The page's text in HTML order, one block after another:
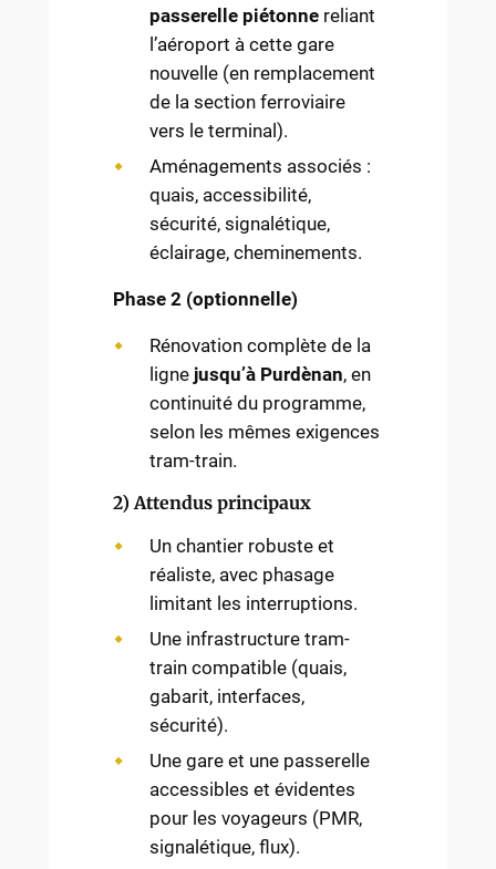
passerelle piétonnereliant
l’aéroport à cette gare
nouvelle (en remplacement
de la section ferroviaire
vers le terminal).
Aménagements associés :
quais, accessibilité,
sécurité, signalétique,
éclairage, cheminements.
Phase 2 (optionnelle)
Rénovation complète de la
ligne jusqu’à Purdènan, en
continuité du programme,
selon les mêmes exigences
tram-train.
2) Attendus principaux
Un chantier robuste et
réaliste, avec phasage
limitant les interruptions.
Une infrastructure tram-
train compatible (quais,
gabarit, interfaces,
sécurité).
Une gare et une passerelle
accessibles et évidentes
pour les voyageurs (PMR,
signalétique, flux).